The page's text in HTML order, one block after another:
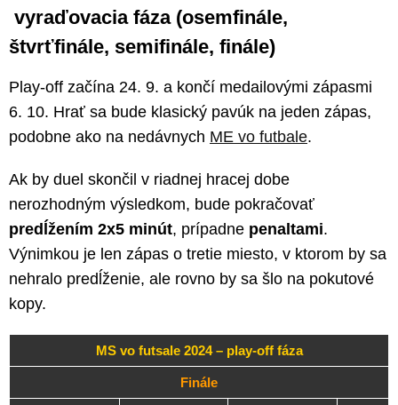
vyraďovacia fáza (osemfinále,
štvrťfinále, semifinále, finále)
Play-off začína 24. 9. a končí medailovými zápasmi
6. 10. Hrať sa bude klasický pavúk na jeden zápas,
podobne ako na nedávnych ME vo futbale.
Ak by duel skončil v riadnej hracej dobe
nerozhodným výsledkom, bude pokračovať
predĺžením 2x5 minút, prípadne penaltami.
Výnimkou je len zápas o tretie miesto, v ktorom by sa
nehralo predĺženie, ale rovno by sa šlo na pokutové
kopy.
MS vo futsale 2024 – play-off fáza
Finále